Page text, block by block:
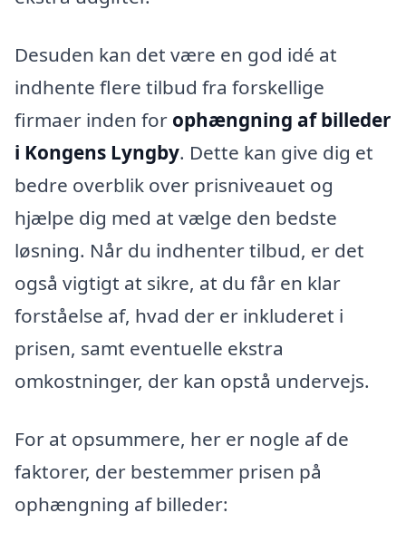
Desuden kan det være en god idé at
indhente flere tilbud fra forskellige
firmaer inden for ophængning af billeder
i Kongens Lyngby. Dette kan give dig et
bedre overblik over prisniveauet og
hjælpe dig med at vælge den bedste
løsning. Når du indhenter tilbud, er det
også vigtigt at sikre, at du får en klar
forståelse af, hvad der er inkluderet i
prisen, samt eventuelle ekstra
omkostninger, der kan opstå undervejs.
For at opsummere, her er nogle af de
faktorer, der bestemmer prisen på
ophængning af billeder: